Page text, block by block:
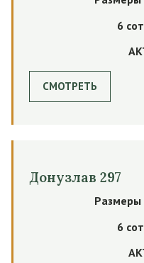
6
СМОТРЕТЬ
Донузлав 297
Размеры
6